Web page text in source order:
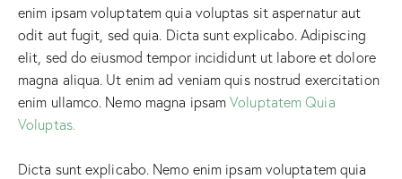
enim ipsam voluptatem quia voluptas sit aspernatur aut
odit aut fugit, sed quia. Dicta sunt explicabo. Adipiscing
elit, sed do eiusmod tempor incididunt ut labore et dolore
magna aliqua. Ut enim ad veniam quis nostrud exercitation
enim ullamco. Nemo magna ipsamVoluptatem Quia
Voluptas.
Dicta sunt explicabo. Nemo enim ipsam voluptatem quia